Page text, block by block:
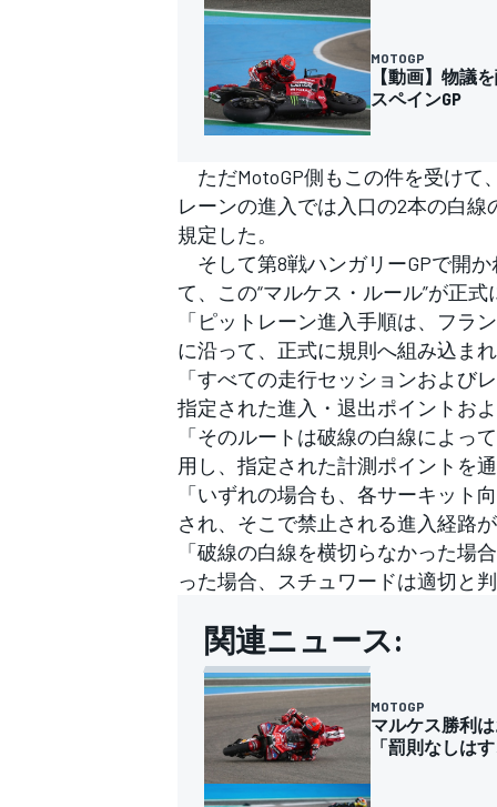
すべてのカテゴリー
MOTOGP
【動画】物議
スペインGP
ただMotoGP側もこの件を受けて
レーンの進入では入口の2本の白
規定した。
そして第8戦ハンガリーGPで開
て、この“マルケス・ルール”が正
「ピットレーン進入手順は、フラ
に沿って、正式に規則へ組み込ま
「すべての走行セッションおよび
指定された進入・退出ポイントお
「そのルートは破線の白線によっ
用し、指定された計測ポイントを
「いずれの場合も、各サーキット
され、そこで禁止される進入経路
「破線の白線を横切らなかった場
った場合、スチュワードは適切と
関連ニュース:
MOTOGP
マルケス勝利
「罰則なしは